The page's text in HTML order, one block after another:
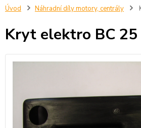
Úvod Náhradní díly motory, centrály
Kryt elektro BC 25